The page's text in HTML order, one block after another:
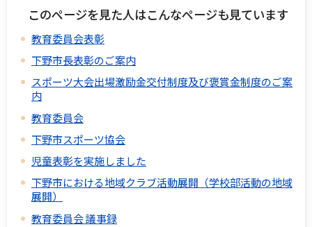
このページを見た人はこんなページも見ています
教育委員会表彰
下野市長表彰のご案内
スポーツ大会出場激励金交付制度及び褒賞金制度のご案
内
教育委員会
下野市スポーツ協会
児童表彰を実施しました
下野市における地域クラブ活動展開（学校部活動の地域
展開）
教育委員会 議事録